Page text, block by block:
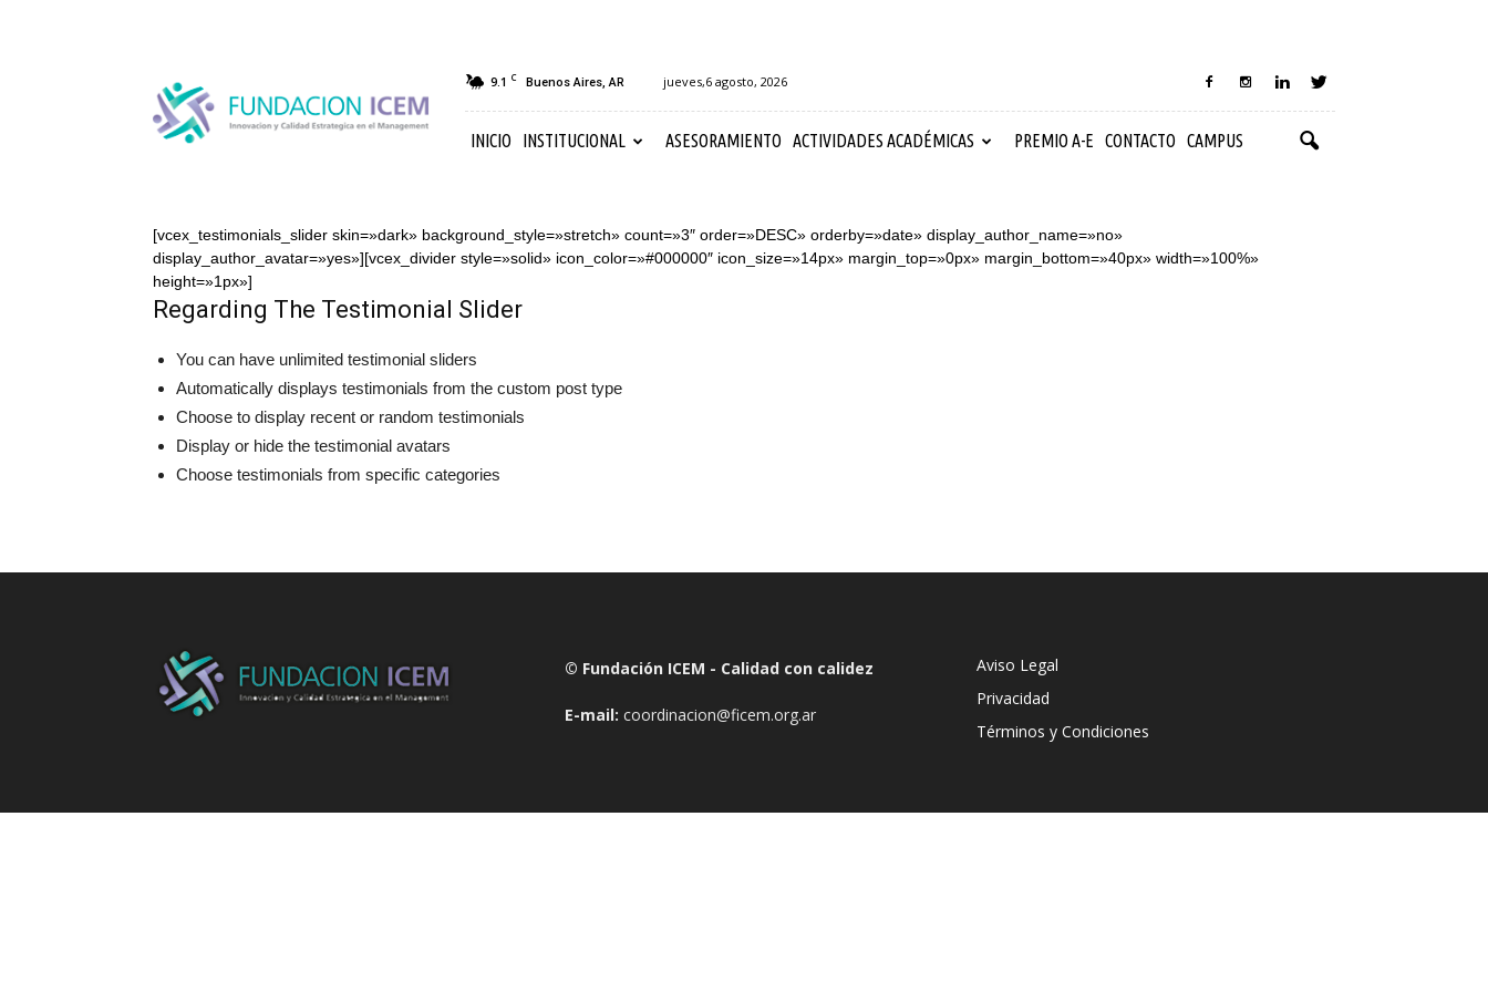
9.1 C Buenos Aires, AR jueves,6 agosto, 2026
INICIO INSTITUCIONAL ASESORAMIENTO ACTIVIDADES ACADÉMICAS PREMIO A-E CONTACTO CAMPUS
[vcex_testimonials_slider skin=»dark» background_style=»stretch» count=»3″ order=»DESC» orderby=»date» display_author_name=»no»
display_author_avatar=»yes»][vcex_divider style=»solid» icon_color=»#000000″ icon_size=»14px» margin_top=»0px» margin_bottom=»40px» width=»100%»
height=»1px»]
Regarding The Testimonial Slider
You can have unlimited testimonial sliders
Automatically displays testimonials from the custom post type
Choose to display recent or random testimonials
Display or hide the testimonial avatars
Choose testimonials from specific categories
© Fundación ICEM - Calidad con calidez
E-mail: coordinacion@ficem.org.ar
Aviso Legal
Privacidad
Términos y Condiciones